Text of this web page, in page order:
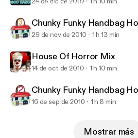
Disco Dancin
Chunky Funky Handbag
29 de nov de 2010 1 h 13 min
House Of Horror Mix
14 de oct de 2010 1 h 10 min
Chunky Funky Handbag
16 de sep de 2010 1 h 8 min
Mostrar más